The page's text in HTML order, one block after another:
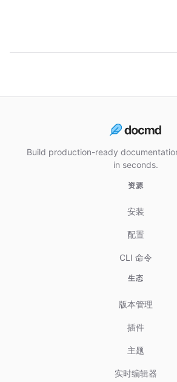
Build production-ready
in seconds.
资源
安装
配置
CLI 命令
生态
版本管理
插件
主题
实时编辑器